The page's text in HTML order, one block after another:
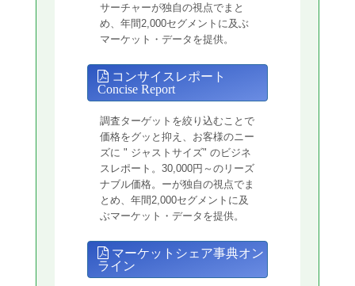
サーチャーが独自の視点でまと
め、年間2,000セグメントに及ぶ
マーケット・データを提供。
コンサイスレポート
Concise Report
調査ターゲットを絞り込むことで
価格をグッと抑え、お客様のニー
ズに " ジャストサイズ" のビジネ
スレポート。30,000円～のリーズ
ナブル価格。ーが独自の視点でま
とめ、年間2,000セグメントに及
ぶマーケット・データを提供。
マーケットシェア事典オン
ライン